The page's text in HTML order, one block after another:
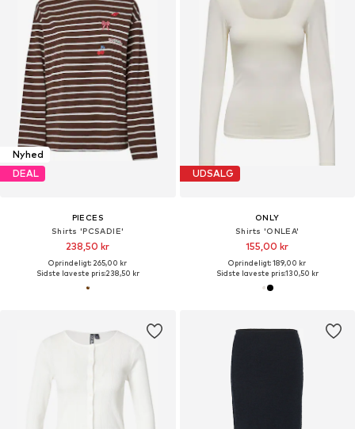
Nyhed
DEAL
PIECES
Shirts 'PCSADIE'
238,50 kr
Oprindeligt: 265,00 kr
Sidste laveste pris:238,50 kr
UDSALG
ONLY
Shirts 'ONLEA'
155,00 kr
Oprindeligt: 189,00 kr
Sidste laveste pris:130,50 kr